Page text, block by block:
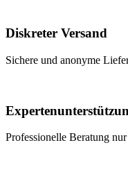
Diskreter Versand
Sichere und anonyme
Professionelle Beratung